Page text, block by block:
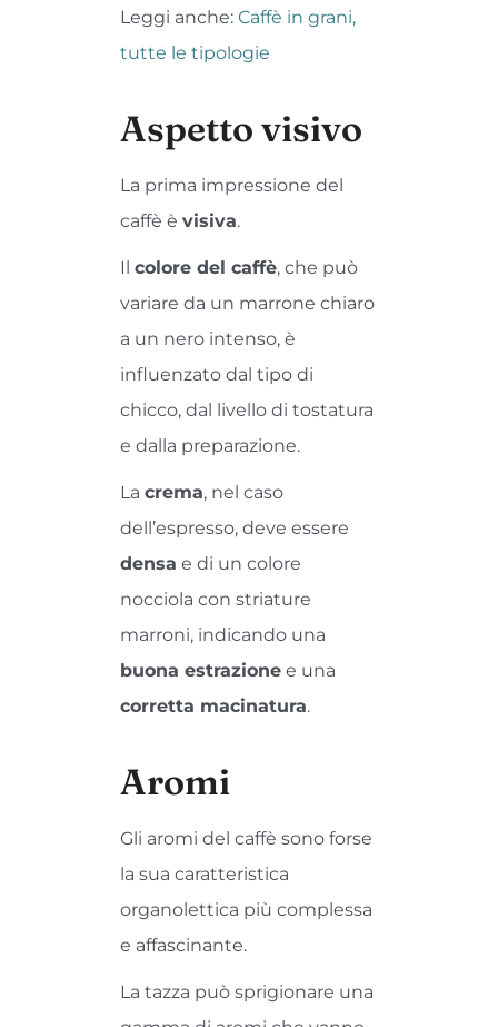
Leggi anche: Caffè in grani,
tutte le tipologie
Aspetto visivo
La prima impressione del
caffè è visiva.
Il colore del caffè, che può
variare da un marrone chiaro
a un nero intenso, è
influenzato dal tipo di
chicco, dal livello di tostatura
e dalla preparazione.
La crema, nel caso
dell’espresso, deve essere
densa e di un colore
nocciola con striature
marroni, indicando una
buona estrazionee una
corretta macinatura.
Aromi
Gli aromi del caffè sono forse
la sua caratteristica
organolettica più complessa
e affascinante.
La tazza può sprigionare una